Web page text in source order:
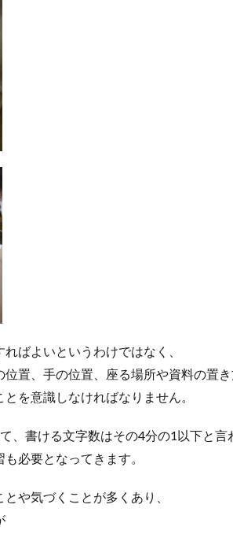
ばよいというわけではなく、
置、手の位置、座る場所や資料の置
を意識しなければなりません。
、書ける文字数はその4分の1以下と言
必要となってきます。
や気づくことが多くあり、